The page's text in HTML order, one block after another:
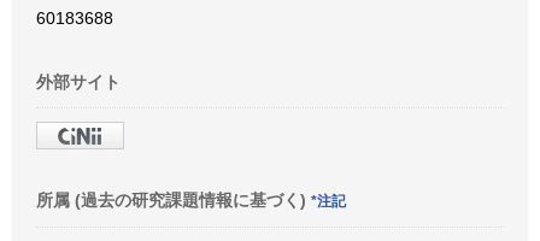
60183688
外部サイト
所属 (過去の研究課題情報に基づく) *注記